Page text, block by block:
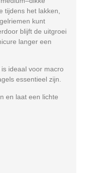
tijdens het lakken,
kunt
blijft de uitgroei
langer een
ideaal voor macro
essentieel zijn.
en laat een lichte